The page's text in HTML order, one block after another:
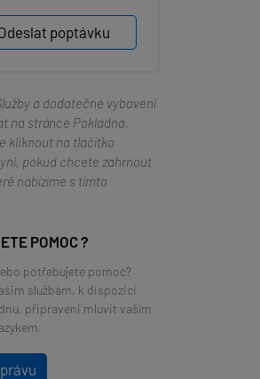
poptávku
a dodatečné vybavení
na stránce Pokladna.
kliknout na tlačítko
pokud chcete zahrnout
nabízíme s tímto
POMOC ?
potřebujete pomoc?
službám, k dispozici
připraveni mluvit vaším